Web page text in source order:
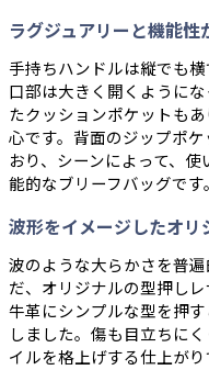
ラグジュアリーと機能性
手持ちハンドルは縦でも
口部は大きく開くように
たクッションポケットも
心です。背面のジップポ
おり、シーンによって、
能的なブリーフバッグです。
波形をイメージしたオリ
波のような大らかさを普
だ、オリジナルの型押し
牛革にシンプルな型を押
しました。傷も目立ちに
イルを格上げする仕上がり